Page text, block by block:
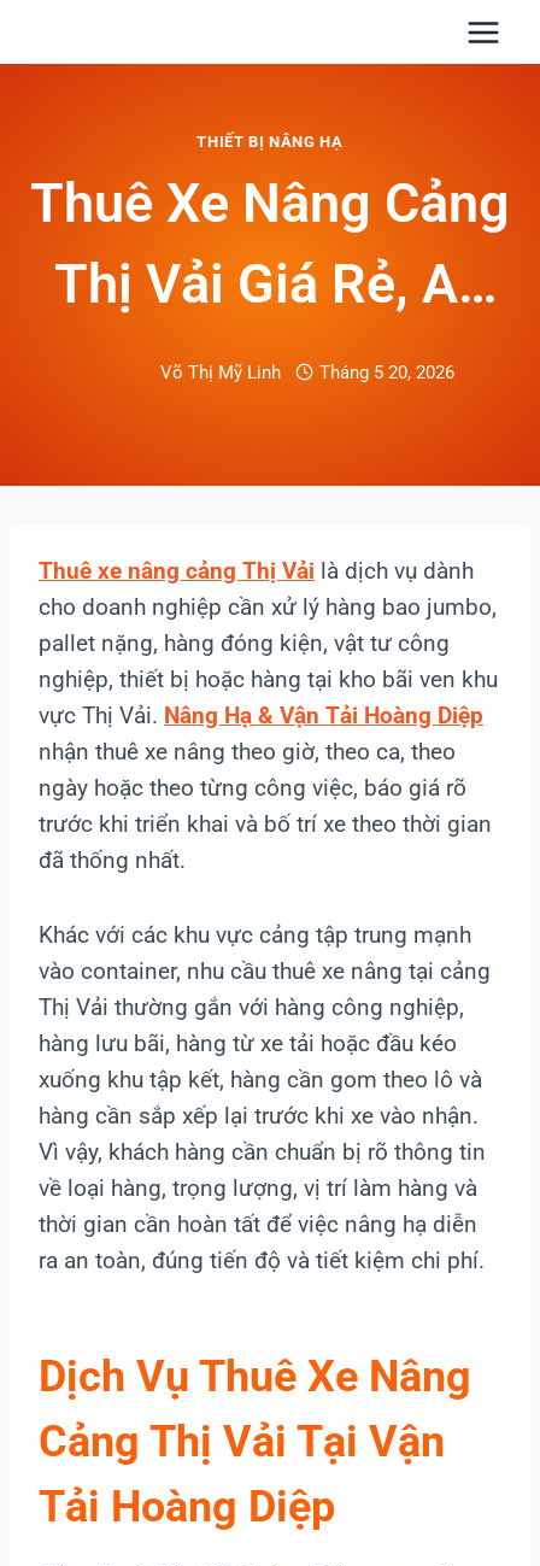
THIẾT BỊ NÂNG HẠ
Thuê Xe Nâng Cảng
Thị Vải Giá Rẻ, An
Toàn, Đúng Tiến Độ
Võ Thị Mỹ Linh Tháng 5 20, 2026
Thuê xe nâng cảng Thị Vải là dịch vụ dành
cho doanh nghiệp cần xử lý hàng bao jumbo,
pallet nặng, hàng đóng kiện, vật tư công
nghiệp, thiết bị hoặc hàng tại kho bãi ven khu
vực Thị Vải. Nâng Hạ & Vận Tải Hoàng Diệp
nhận thuê xe nâng theo giờ, theo ca, theo
ngày hoặc theo từng công việc, báo giá rõ
trước khi triển khai và bố trí xe theo thời gian
đã thống nhất.
Khác với các khu vực cảng tập trung mạnh
vào container, nhu cầu thuê xe nâng tại cảng
Thị Vải thường gắn với hàng công nghiệp,
hàng lưu bãi, hàng từ xe tải hoặc đầu kéo
xuống khu tập kết, hàng cần gom theo lô và
hàng cần sắp xếp lại trước khi xe vào nhận.
Vì vậy, khách hàng cần chuẩn bị rõ thông tin
về loại hàng, trọng lượng, vị trí làm hàng và
thời gian cần hoàn tất để việc nâng hạ diễn
ra an toàn, đúng tiến độ và tiết kiệm chi phí.
Dịch Vụ Thuê Xe Nâng
Cảng Thị Vải Tại Vận
Tải Hoàng Diệp